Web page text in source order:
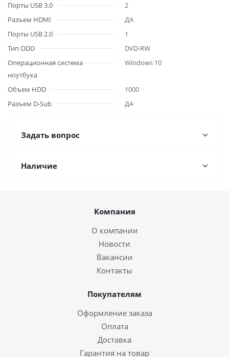
Порты USB 3.0
2
Разъем HDMI
ДА
Порты USB 2.0
1
Тип ODD
DVD-RW
Операционная система
ноутбука
Windows 10
Объем HDD
1000
Разъем D-Sub
ДА
Задать вопрос
Наличие
Компания
О компании
Новости
Вакансии
Контакты
Покупателям
Оформление заказа
Оплата
Доставка
Гарантия на товар